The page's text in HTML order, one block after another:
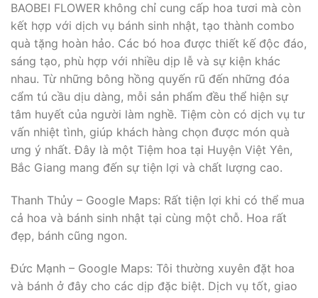
BAOBEI FLOWER không chỉ cung cấp hoa tươi mà còn
kết hợp với dịch vụ bánh sinh nhật, tạo thành combo
quà tặng hoàn hảo. Các bó hoa được thiết kế độc đáo,
sáng tạo, phù hợp với nhiều dịp lễ và sự kiện khác
nhau. Từ những bông hồng quyến rũ đến những đóa
cẩm tú cầu dịu dàng, mỗi sản phẩm đều thể hiện sự
tâm huyết của người làm nghề. Tiệm còn có dịch vụ tư
vấn nhiệt tình, giúp khách hàng chọn được món quà
ưng ý nhất. Đây là một Tiệm hoa tại Huyện Việt Yên,
Bắc Giang mang đến sự tiện lợi và chất lượng cao.
Thanh Thủy – Google Maps: Rất tiện lợi khi có thể mua
cả hoa và bánh sinh nhật tại cùng một chỗ. Hoa rất
đẹp, bánh cũng ngon.
Đức Mạnh – Google Maps: Tôi thường xuyên đặt hoa
và bánh ở đây cho các dịp đặc biệt. Dịch vụ tốt, giao